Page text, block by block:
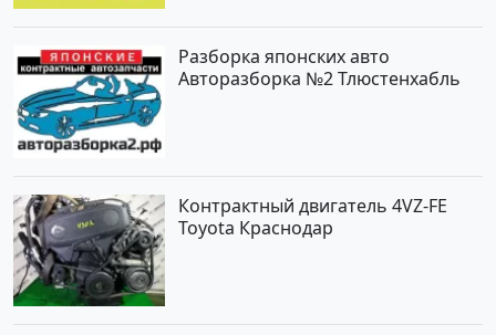
Разборка японских авто
Авторазборка №2 Тлюстенхабль
Контрактный двигатель 4VZ-FE
Toyota Краснодар